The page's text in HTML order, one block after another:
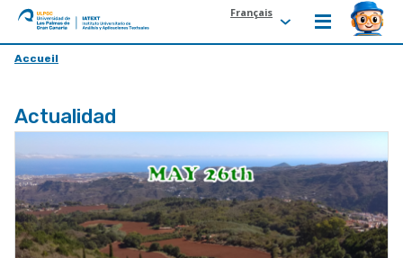
ULPGC
Ir
inicio
de
Français
Accueil
Actualidad